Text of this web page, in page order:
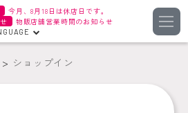
今月、8月18日は休店日です。
物販店舗営業時間のお知らせ
ショップイン